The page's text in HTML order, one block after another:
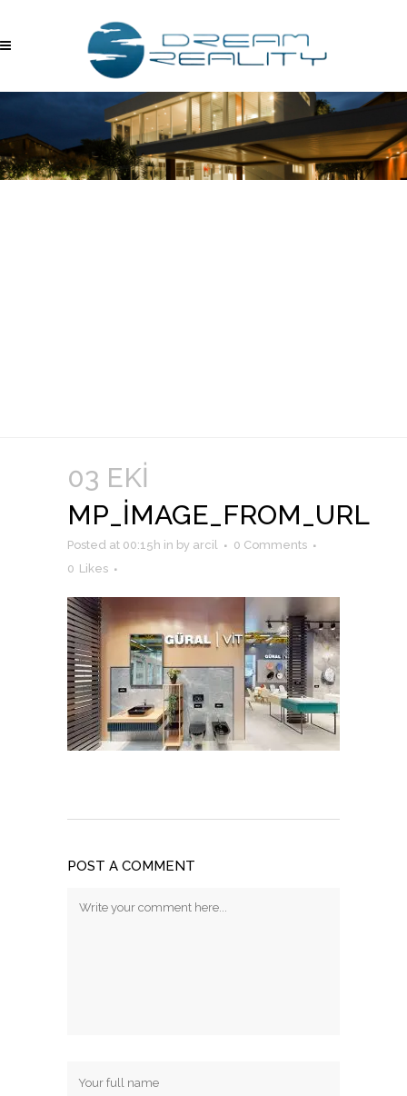
03 EKI
MP_IMAGE_FROM_URL
Posted at 00:15h in by arcil
0 Comments
0 Likes
POST A COMMENT